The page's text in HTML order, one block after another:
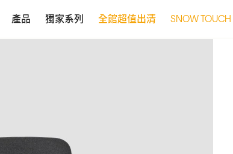
產品 獨家系列 全館超值出清 SNOW TOUCH